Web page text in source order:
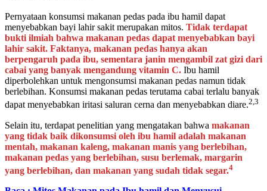
Pernyataan konsumsi makanan pedas pada ibu hamil dapat
menyebabkan bayi lahir sakit merupakan mitos. Tidak terdapat
bukti ilmiah bahwa makanan pedas dapat menyebabkan bayi
lahir sakit. Faktanya, makanan pedas hanya akan
berpengaruh pada ibu, sementara janin mengambil zat gizi dari
cabai yang banyak mengandung vitamin C. Ibu hamil
diperbolehkan untuk mengonsumsi makanan pedas namun tidak
berlebihan. Konsumsi makanan pedas terutama cabai terlalu banyak
dapat menyebabkan iritasi saluran cerna dan menyebabkan diare.2,3
Selain itu, terdapat penelitian yang mengatakan bahwa makanan
yang tidak baik dikonsumsi oleh ibu hamil adalah makanan
mentah, makanan kaleng, makanan manis yang berlebihan,
makanan pedas yang berlebihan, susu berlemak, margarin
yang berlebihan, dan makanan yang sudah tidak segar.4